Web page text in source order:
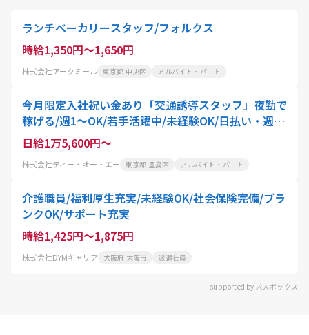
ランチベーカリースタッフ/フォルクス
時給1,350円～1,650円
株式会社アークミール 東京都 中央区 アルバイト・パート
今月限定入社祝い金あり「交通誘導スタッフ」夜勤で
稼げる/週1～OK/若手活躍中/未経験OK/日払い・週払
いOK/直行直帰OK
日給1万5,600円～
株式会社ティー・オー・エー 東京都 豊島区 アルバイト・パート
介護職員/福利厚生充実/未経験OK/社会保険完備/ブラ
ンクOK/サポート充実
時給1,425円～1,875円
株式会社DYMキャリア 大阪府 大阪市 派遣社員
supported by 求人ボックス